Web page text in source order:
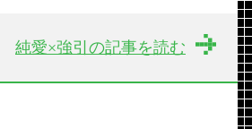
純愛×強引の記事を読む